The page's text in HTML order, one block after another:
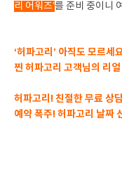
리 어워즈’를 준비 중이니
‘허파고리’ 아직도 모르세
찐 허파고리 고객님의 리
허파고리! 친절한 무료 상
예약 폭주! 허파고리 날짜